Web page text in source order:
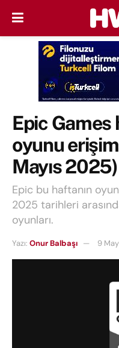
Epic Games
oyunu
Mayıs 2025)
Epic bu haftanın
2025 tarihleri
oyunları.
Yazı: Onur Balbaşı 9